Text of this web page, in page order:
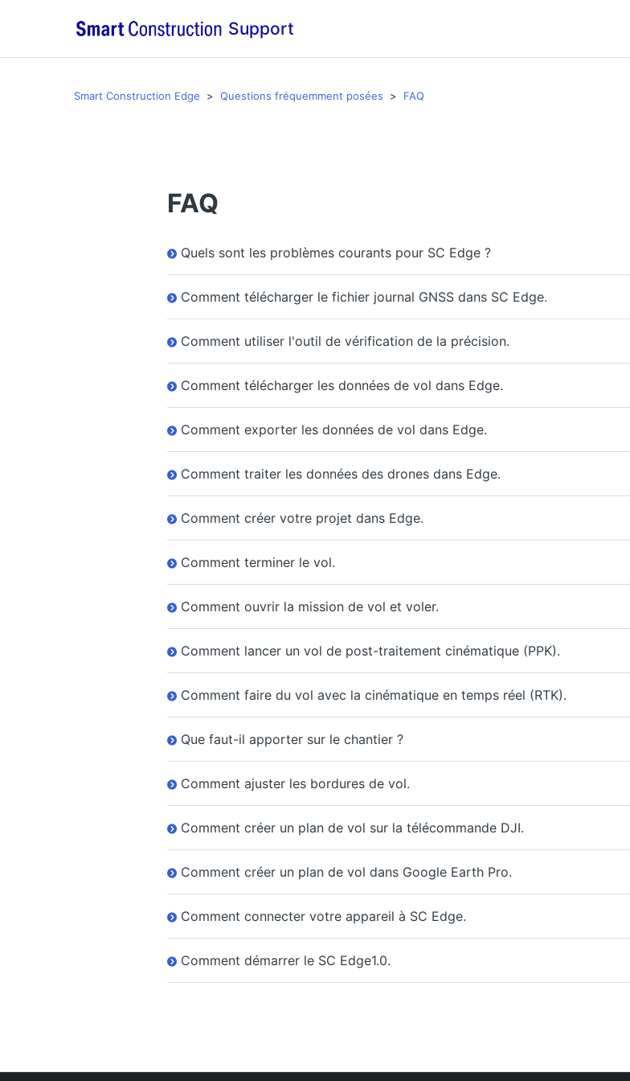
Support
Smart Construction Edge Questions fréquemment posées FAQ
FAQ
Quels sont les problèmes courants pour SC Edge ?
Comment télécharger le fichier journal GNSS dans SC Edge.
Comment utiliser l'outil de vérification de la précision.
Comment télécharger les données de vol dans Edge.
Comment exporter les données de vol dans Edge.
Comment traiter les données des drones dans Edge.
Comment créer votre projet dans Edge.
Comment terminer le vol.
Comment ouvrir la mission de vol et voler.
Comment lancer un vol de post-traitement cinématique (PPK).
Comment faire du vol avec la cinématique en temps réel (RTK).
Que faut-il apporter sur le chantier ?
Comment ajuster les bordures de vol.
Comment créer un plan de vol sur la télécommande DJI.
Comment créer un plan de vol dans Google Earth Pro.
Comment connecter votre appareil à SC Edge.
Comment démarrer le SC Edge1.0.